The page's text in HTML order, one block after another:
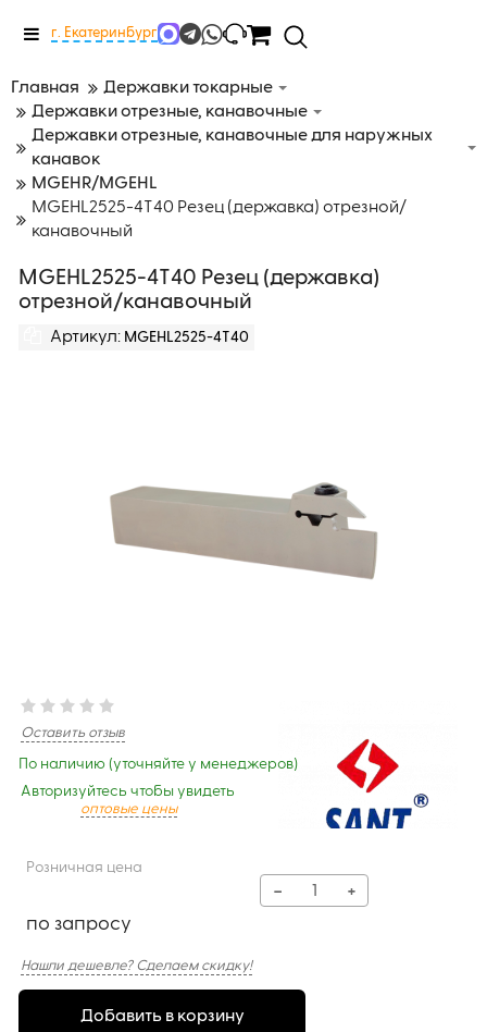
Меню
г. Екатеринбург
Главная
Державки токарные
Державки отрезные, канавочные
Державки отрезные, канавочные для наружных
канавок
MGEHR/MGEHL
MGEHL2525-4T40 Резец (державка) отрезной/
канавочный
MGEHL2525-4T40 Резец (державка)
отрезной/канавочный
Артикул: MGEHL2525-4T40
Оставить отзыв
По наличию (уточняйте у менеджеров)
Авторизуйтесь чтобы увидеть
оптовые цены
Розничная цена
по запросу
− +
Нашли дешевле? Сделаем скидку!
Добавить в корзину